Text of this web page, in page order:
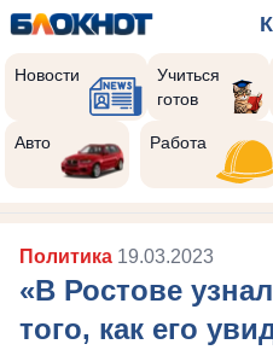
Новости
Учиться
готов
Авто Работа
Политика 19.03.2023
«В Ростове
того, как его